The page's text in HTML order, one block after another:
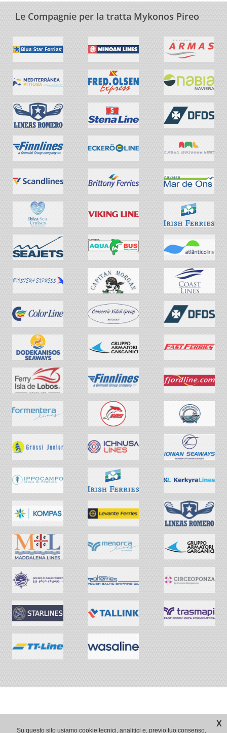
Le Compagnie per la tratta Mykonos Pireo
X
Su questo sito usiamo cookie tecnici, analitici e, previo tuo consenso,